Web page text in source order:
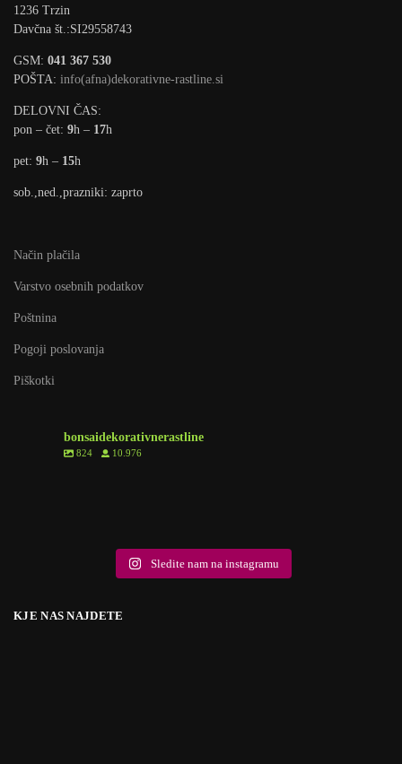
1236 Trzin
Davčna št.:SI29558743
GSM: 041 367 530
POŠTA: info(afna)dekorativne-rastline.si
DELOVNI ČAS:
pon – čet: 9h – 17h
pet: 9h – 15h
sob.,ned.,prazniki: zaprto
Način plačila
Varstvo osebnih podatkov
Poštnina
Pogoji poslovanja
Piškotki
bonsaidekorativnerastline
824 10.976
Sledite nam na instagramu
KJE NAS NAJDETE